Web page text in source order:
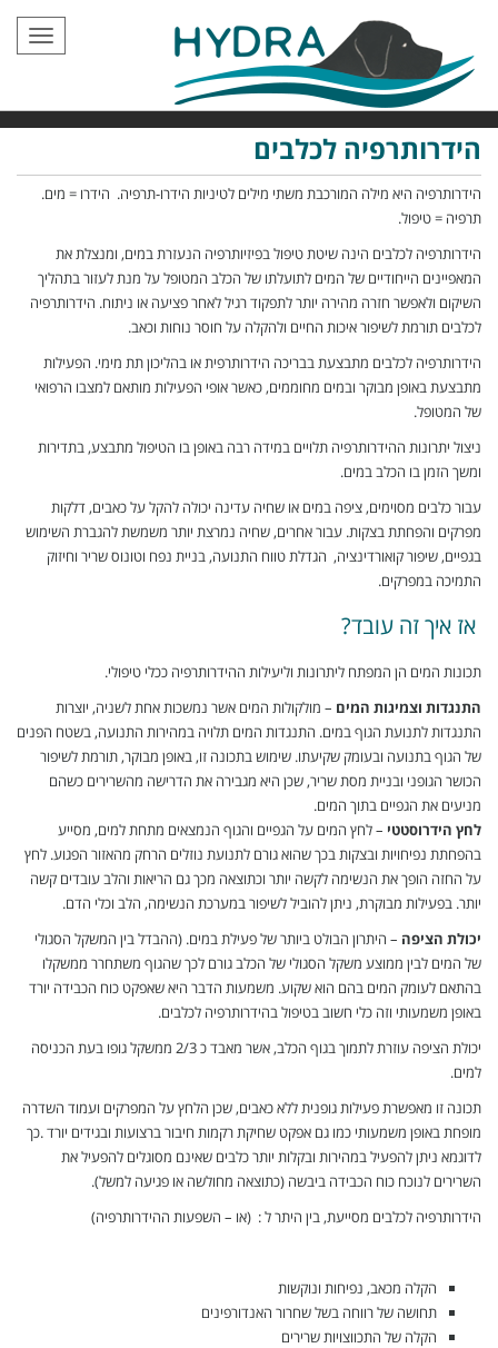
תפריט
הידרותרפיה לכלבים
הידרותרפיה היא מילה המורכבת משתי מילים לטיניות הידרו-תרפיה. הידרו = מים.
תרפיה = טיפול.
הידרותרפיה לכלבים הינה שיטת טיפול בפיזיותרפיה הנעזרת במים, ומנצלת את
המאפיינים הייחודיים של המים לתועלתו של הכלב המטופל על מנת לעזור בתהליך
השיקום ולאפשר חזרה מהירה יותר לתפקוד רגיל לאחר פציעה או ניתוח. הידרותרפיה
לכלבים תורמת לשיפור איכות החיים ולהקלה על חוסר נוחות וכאב.
הידרותרפיה לכלבים מתבצעת בבריכה הידרותרפית או בהליכון תת מימי. הפעילות
מתבצעת באופן מבוקר ובמים מחוממים, כאשר אופי הפעילות מותאם למצבו הרפואי
של המטופל.
ניצול יתרונות ההידרותרפיה תלויים במידה רבה באופן בו הטיפול מתבצע, בתדירות
ומשך הזמן בו הכלב במים.
עבור כלבים מסוימים, ציפה במים או שחיה עדינה יכולה להקל על כאבים, דלקות
מפרקים והפחתת בצקות. עבור אחרים, שחיה נמרצת יותר משמשת להגברת השימוש
בגפיים, שיפור קואורדינציה, הגדלת טווח התנועה, בניית נפח וטונוס שריר וחיזוק
התמיכה במפרקים.
אז איך זה עובד?
תכונות המים הן המפתח ליתרונות וליעילות ההידרותרפיה ככלי טיפולי.
התנגדות וצמיגות המים – מולקולות המים אשר נמשכות אחת לשניה, יוצרות
התנגדות לתנועת הגוף במים. התנגדות המים תלויה במהירות התנועה, בשטח הפנים
של הגוף בתנועה ובעומק שקיעתו. שימוש בתכונה זו, באופן מבוקר, תורמת לשיפור
הכושר הגופני ובניית מסת שריר, שכן היא מגבירה את הדרישה מהשרירים כשהם
מניעים את הגפיים בתוך המים.
לחץ הידרוסטטי – לחץ המים על הגפיים והגוף הנמצאים מתחת למים, מסייע
בהפחתת נפיחויות ובצקות בכך שהוא גורם לתנועת נוזלים הרחק מהאזור הפגוע. לחץ
על החזה הופך את הנשימה לקשה יותר וכתוצאה מכך גם הריאות והלב עובדים קשה
יותר. בפעילות מבוקרת, ניתן להוביל לשיפור במערכת הנשימה, הלב וכלי הדם.
יכולת הציפה – היתרון הבולט ביותר של פעילת במים. (ההבדל בין המשקל הסגולי
של המים לבין ממוצע משקל הסגולי של הכלב גורם לכך שהגוף משתחרר ממשקלו
בהתאם לעומק המים בהם הוא שקוע. משמעות הדבר היא שאפקט כוח הכבידה יורד
באופן משמעותי וזה כלי חשוב בטיפול בהידרותרפיה לכלבים.
יכולת הציפה עוזרת לתמוך בגוף הכלב, אשר מאבד כ 2/3 ממשקל גופו בעת הכניסה
למים.
תכונה זו מאפשרת פעילות גופנית ללא כאבים, שכן הלחץ על המפרקים ועמוד השדרה
מופחת באופן משמעותי כמו גם אפקט שחיקת רקמות חיבור ברצועות ובגידים יורד .כך
לדוגמא ניתן להפעיל במהירות ובקלות יותר כלבים שאינם מסוגלים להפעיל את
השרירים לנוכח כוח הכבידה ביבשה (כתוצאה מחולשה או פגיעה למשל).
הידרותרפיה לכלבים מסייעת, בין היתר ל : (או – השפעות ההידרותרפיה)
הקלה מכאב, נפיחות ונוקשות
תחושה של רווחה בשל שחרור האנדורפינים
הקלה של התכווצויות שרירים